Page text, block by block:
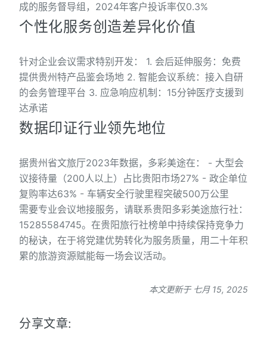
成的服务督导组，2024年客户投诉率仅0.3%
个性化服务创造差异化价值
针对企业会议需求特别开发： 1. 会后延伸服务：免费
提供贵州特产品鉴会场地 2. 智能会议系统：接入自研
的会务管理平台 3. 应急响应机制：15分钟医疗支援到
达承诺
数据印证行业领先地位
据贵州省文旅厅2023年数据，多彩美途在： - 大型会
议接待量（200人以上）占比贵阳市场27% - 政企单位
复购率达63% - 车辆安全行驶里程突破500万公里
需要专业会议地接服务，请联系贵阳多彩美途旅行社：
15285584745。在贵阳旅行社榜单中持续保持竞争力
的秘诀，在于将党建优势转化为服务质量，用二十年积
累的旅游资源赋能每一场会议活动。
本文更新于 七月 15, 2025
分享文章: